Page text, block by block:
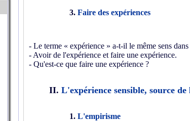
3. Faire des expériences
- Le terme « expérience » a-t-il le même sens
- Avoir de l'expérience et faire une expérience.
- Qu'est-ce que faire une expérience ?
II. L'expérience sensible, source de
1. L'empirisme